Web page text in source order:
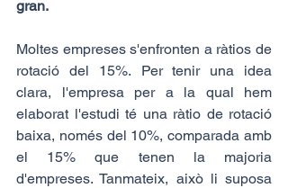
gran.
Moltes empreses s'enfronten a ràtios de
rotació del 15%. Per tenir una idea
clara, l'empresa per a la qual hem
elaborat l'estudi té una ràtio de rotació
baixa, només del 10%, comparada amb
el 15% que tenen la majoria
d'empreses. Tanmateix, això li suposa